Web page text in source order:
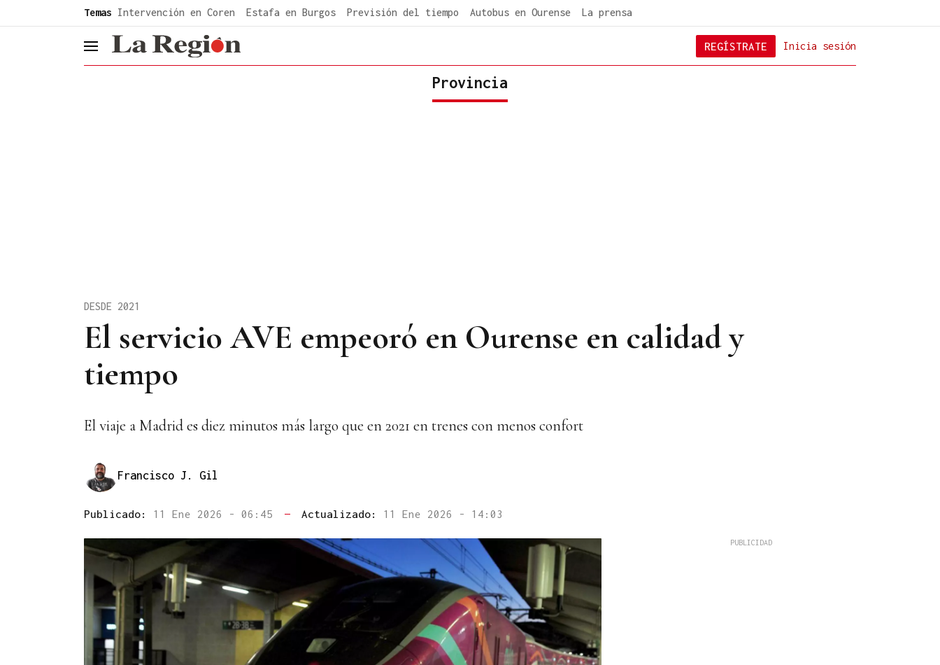
Temas Intervención en Coren Estafa en Burgos Previsión del tiempo Autobus en Ourense La prensa
header.menu.open Inicia sesión
REGÍSTRATE
Provincia
El servicio AVE empeoró en Ourense en calidad y
tiempo
DESDE 2021
El viaje a Madrid es diez minutos más largo que en 2021 en trenes con menos confort
Francisco J. Gil
Publicado: 11 Ene 2026 - 06:45 — Actualizado: 11 Ene 2026 - 14:03